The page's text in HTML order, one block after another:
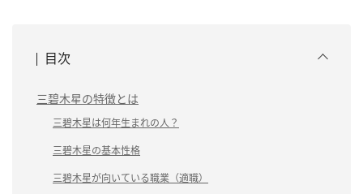
目次
三碧木星の特徴とは
三碧木星は何年生まれの人？
三碧木星の基本性格
三碧木星が向いている職業（適職）